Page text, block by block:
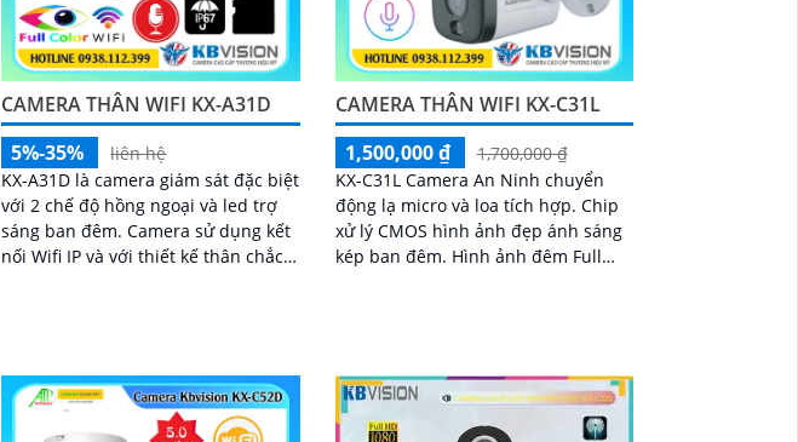
CAMERA THÂN WIFI KX-A31D
5%-35%
liên hệ
KX-A31D là camera giám sát đặc biệt
với 2 chế độ hồng ngoại và led trợ
sáng ban đêm. Camera sử dụng kết
nối Wifi IP và với thiết kế thân chắc
CAMERA THÂN WIFI KX-C31L
1,500,000 ₫
1,700,000 ₫
KX-C31L Camera An Ninh chuyển
động lạ micro và loa tích hợp. Chip
xử lý CMOS hình ảnh đẹp ánh sáng
kép ban đêm. Hình ảnh đêm Full